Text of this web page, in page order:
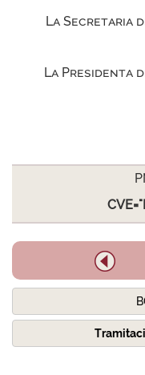
La Secretaria
La Presidenta